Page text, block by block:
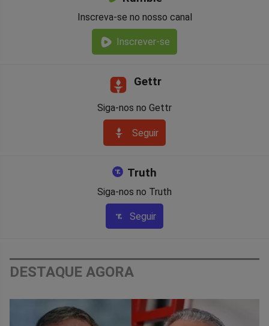
Inscreva-se no nosso canal
Inscrever-se
Gettr
Siga-nos no Gettr
Seguir
Truth
Siga-nos no Truth
Seguir
DESTAQUE AGORA